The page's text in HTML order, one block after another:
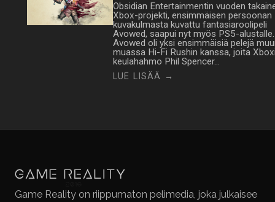
Obsidian Entertainmentin vuoden
Xbox-projekti, ensimmäisen persoonan
kuvakulmasta kuvattu fantasiaroolipeli
Avowed, saapui nyt myös PS5-alustalle.
Avowed oli yksi ensimmäisiä pelejä
muassa Hi-Fi Rushin kanssa, joita
keulahahmo Phil Spencer…
LUE LISÄÄ →
Game Reality on riippumaton pelimedia, joka julkaisee